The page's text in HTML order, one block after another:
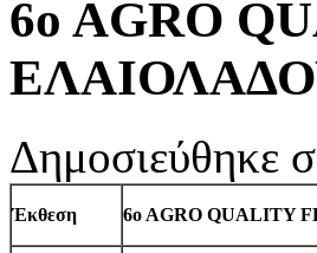
6o AGRO
Δημοσιεύθηκε
Έκθεση 6o AGRO QUALITY